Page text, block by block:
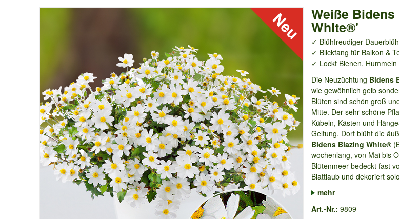
Weiße
White®'
✓ Blühfreudiger
✓ Blickfang für Balkon &
✓ Lockt Bienen,
Die Neuzüchtung Bidens
wie gewöhnlich gelb
Blüten sind schön groß
Mitte. Der sehr schöne
Kübeln, Kästen und
Geltung. Dort blüht die
Bidens Blazing White®
wochenlang, von Mai bis
Blütenmeer bedeckt fast
Blattlaub und dekoriert
mehr
Art.-Nr.: 9809